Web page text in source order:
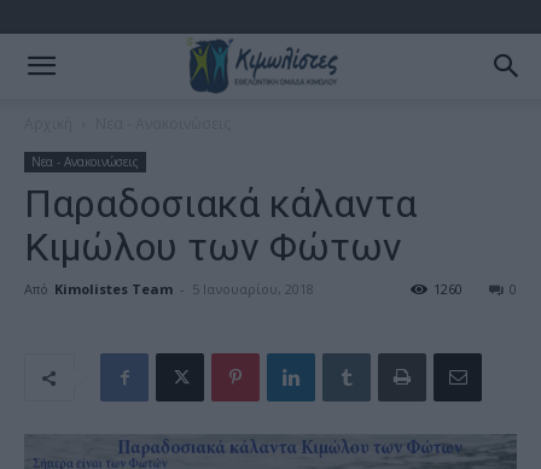
Νεα - Ανακοινώσεις
Παραδοσιακά κάλαντα
Κιμώλου των Φώτων
Από Kimolistes Team - 5 Ιανουαρίου, 2018 0
1260